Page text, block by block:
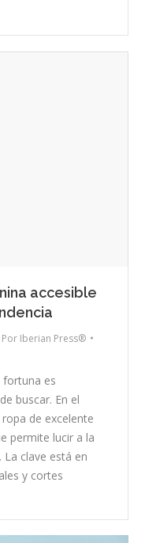
accesible
Por Iberian Press®
fortuna es
buscar. En el
de excelente
permite lucir a la
clave está en
y cortes